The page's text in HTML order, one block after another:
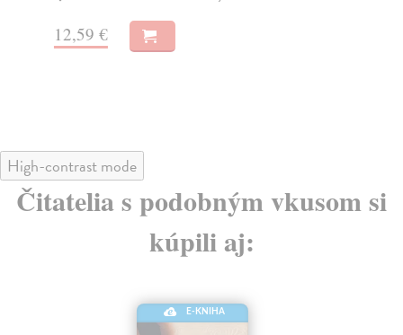
High-contrast mode
Čitatelia s podobným vkusom si
kúpili aj: